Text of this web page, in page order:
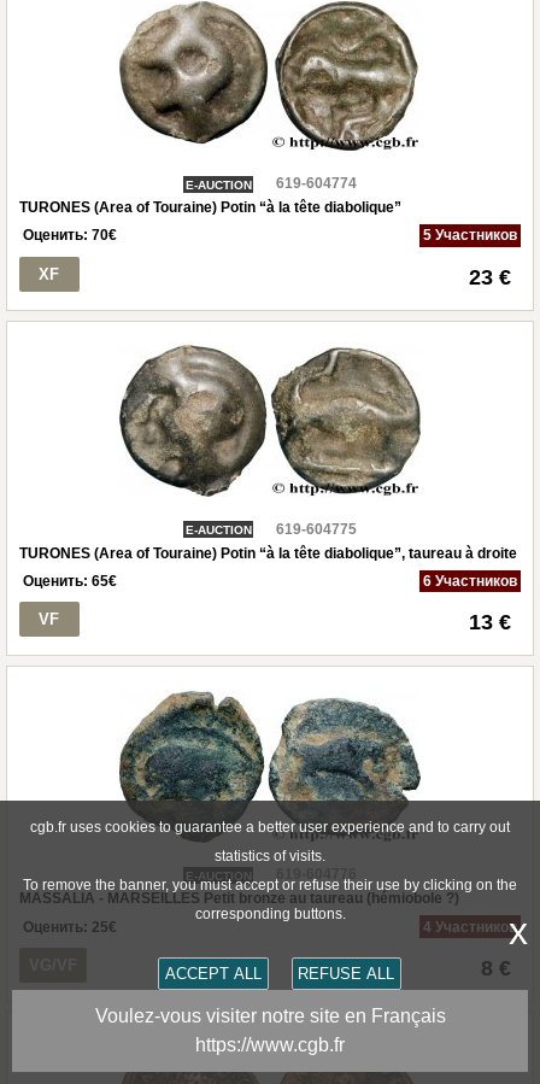
E-AUCTION
619-604774
TURONES (Area of Touraine) Potin “à la tête diabolique”
Оценить: 70€ 5 Участников
XF 23 €
E-AUCTION
619-604775
TURONES (Area of Touraine) Potin “à la tête diabolique”, taureau à droite
Оценить: 65€ 6 Участников
VF 13 €
E-AUCTION
MASSALIA - MARSEILLES Petit bronze au taureau (hémiobole ?)
Оценить: 25€ 4 Участников
8 €
cgb.fr uses cookies to guarantee a better user experience and to carry out
statistics of visits.
To remove the banner, you must accept or refuse their use by clicking on the
corresponding buttons.
ACCEPT ALL REFUSE ALL
x
Voulez-vous visiter notre site en Français
https://www.cgb.fr